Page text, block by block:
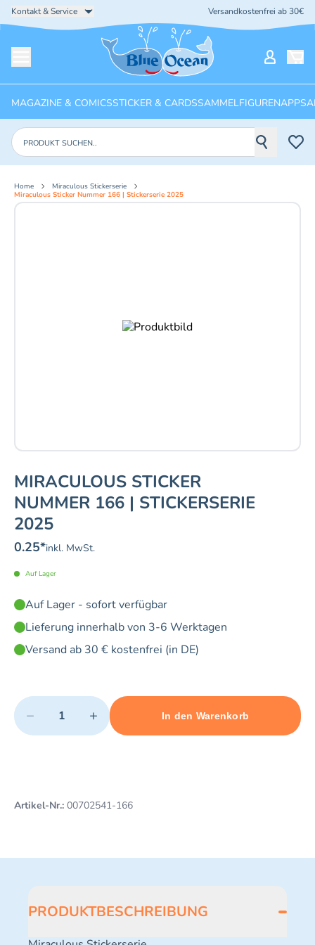
Kontakt & Service Versandkostenfrei ab 30€
Startseite
MAGAZINE & COMICSSTICKER & CARDSSAMMELFIGURENAPPS
Produkte suchen
Home
Miraculous Stickerserie
Miraculous Sticker Nummer 166 | Stickerserie 2025
MIRACULOUS STICKER
NUMMER 166 | STICKERSERIE
2025
0.25*inkl. MwSt.
Auf Lager
Auf Lager - sofort verfügbar
Lieferung innerhalb von 3-6 Werktagen
Versand ab 30 € kostenfrei (in DE)
Quantity
− +
Minimum quantity: 1 Maximum quantity: 5
In den Warenkorb
Add 1 item to cart
Artikel-Nr.: 00702541-166
PRODUKTBESCHREIBUNG